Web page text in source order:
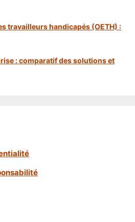
travailleurs handicapés (OETH) :
: comparatif des solutions et